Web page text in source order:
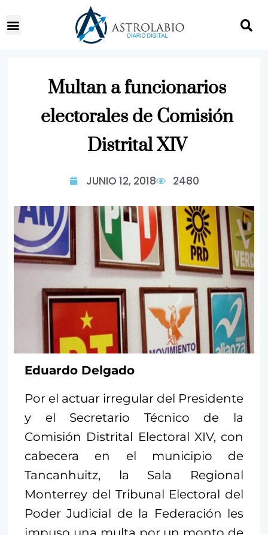
Multan a funcionarios
electorales de Comisión
Distrital XIV
JUNIO 12, 2018 2480
Eduardo Delgado
Por el actuar irregular del Presidente
y el Secretario Técnico de la
Comisión Distrital Electoral XIV, con
cabecera en el municipio de
Tancanhuitz, la Sala Regional
Monterrey del Tribunal Electoral del
Poder Judicial de la Federación les